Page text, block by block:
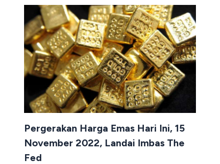
Pergerakan Harga Emas Hari Ini, 15
November 2022, Landai Imbas The
Fed